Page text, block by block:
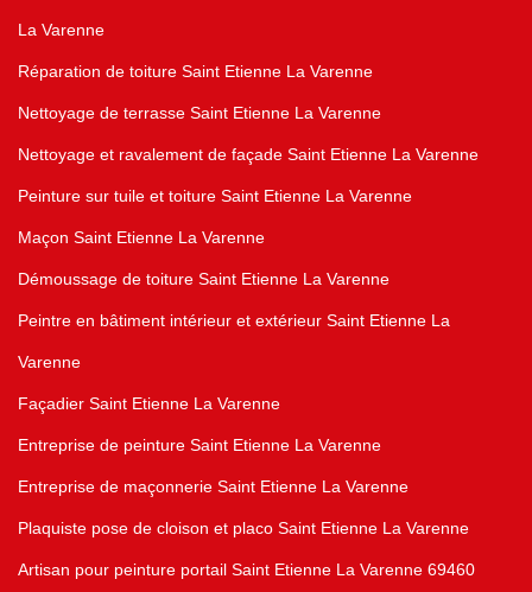
La Varenne
Réparation de toiture Saint Etienne La Varenne
Nettoyage de terrasse Saint Etienne La Varenne
Nettoyage et ravalement de façade Saint Etienne La Varenne
Peinture sur tuile et toiture Saint Etienne La Varenne
Maçon Saint Etienne La Varenne
Démoussage de toiture Saint Etienne La Varenne
Peintre en bâtiment intérieur et extérieur Saint Etienne La
Varenne
Façadier Saint Etienne La Varenne
Entreprise de peinture Saint Etienne La Varenne
Entreprise de maçonnerie Saint Etienne La Varenne
Plaquiste pose de cloison et placo Saint Etienne La Varenne
Artisan pour peinture portail Saint Etienne La Varenne 69460